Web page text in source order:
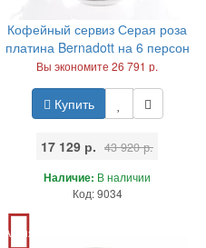
Кофейный сервиз Серая роза
платина Bernadott на 6 персон
Вы экономите 26 791 р.
Купить
17 129 р. 43 920 р.
Наличие: В наличии
Код: 9034
Акция